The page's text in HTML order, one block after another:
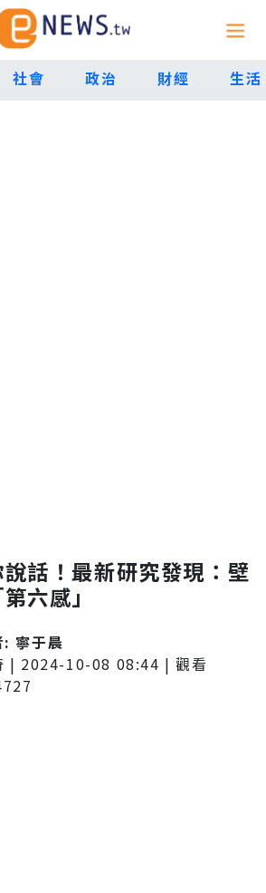
社會 政治 財經 生活
話！最新研究發現：壁
六感」
: 寧于晨
| 2024-10-08 08:44 | 觀看